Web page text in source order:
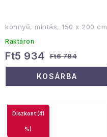
könnyű, mintás, 150 x 200 cm
Raktáron
Ft5 934 Ft6 784
KOSÁRBA
(41
%)